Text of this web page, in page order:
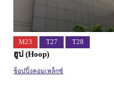
M23 T27 T28
ฮูป (Hoop)
ช็อปปิ้งคอมเพล็กซ์